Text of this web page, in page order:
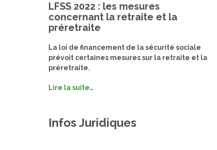
LFSS 2022 : les mesures
concernant la retraite et la
préretraite
La loi de financement de la sécurité sociale
prévoit certaines mesures sur la retraite et la
préretraite.
Lire la suite…
Infos Juridiques